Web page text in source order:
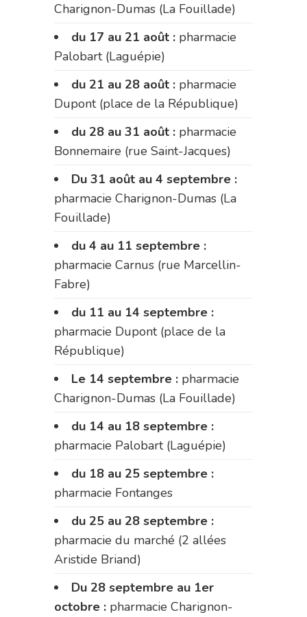
Charignon-Dumas (La Fouillade)
du 17 au 21 août : pharmacie
Palobart (Laguépie)
du 21 au 28 août : pharmacie
Dupont (place de la République)
du 28 au 31 août : pharmacie
Bonnemaire (rue Saint-Jacques)
Du 31 août au 4 septembre :
pharmacie Charignon-Dumas (La
Fouillade)
du 4 au 11 septembre :
pharmacie Carnus (rue Marcellin-
Fabre)
du 11 au 14 septembre :
pharmacie Dupont (place de la
République)
Le 14 septembre : pharmacie
Charignon-Dumas (La Fouillade)
du 14 au 18 septembre :
pharmacie Palobart (Laguépie)
du 18 au 25 septembre :
pharmacie Fontanges
du 25 au 28 septembre :
pharmacie du marché (2 allées
Aristide Briand)
Du 28 septembre au 1er
octobre : pharmacie Charignon-